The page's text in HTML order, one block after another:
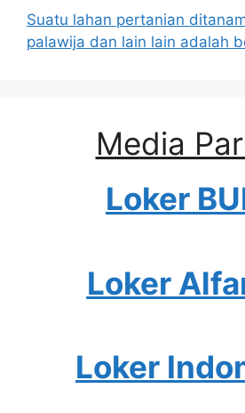
Suatu lahan pertanian
palawija dan lain lain adalah
Media
Loker
Loker
Loker